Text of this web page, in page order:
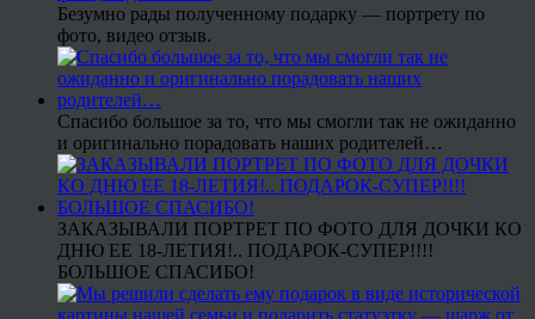
Безумно рады полученному подарку — портрету по
фото, видео отзыв.
Спасибо большое за то, что мы смогли так не ожиданно
и оригинально порадовать наших родителей…
ЗАКАЗЫВАЛИ ПОРТРЕТ ПО ФОТО ДЛЯ ДОЧКИ КО
ДНЮ ЕЕ 18-ЛЕТИЯ!.. ПОДАРОК-СУПЕР!!!!
БОЛЬШОЕ СПАСИБО!